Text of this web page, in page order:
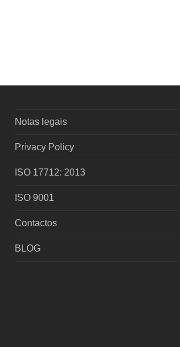
Notas legais
Privacy Policy
ISO 17712: 2013
ISO 9001
Contactos
BLOG